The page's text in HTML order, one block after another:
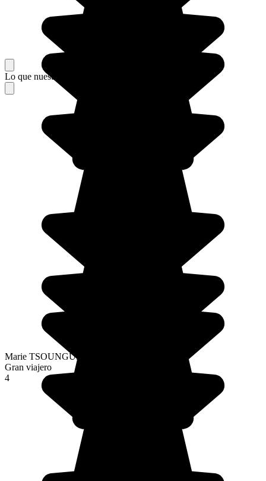
Lo que nuestros viajeros piensan de su estancia
Marie TSOUNGUI
Gran viajero
4